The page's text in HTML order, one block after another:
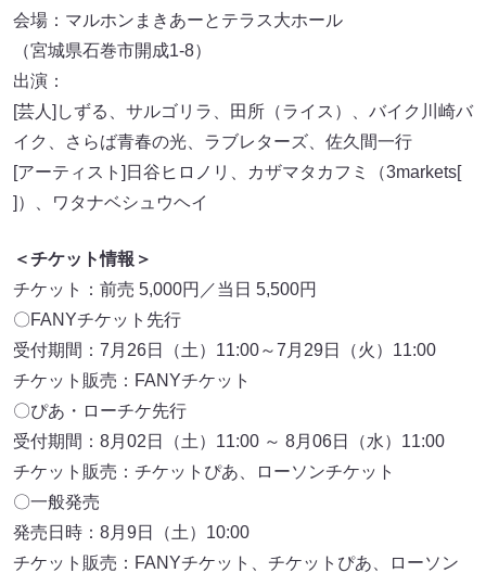
会場：マルホンまきあーとテラス大ホール
（宮城県石巻市開成1-8）
出演：
[芸人]しずる、サルゴリラ、田所（ライス）、バイク川崎バ
イク、さらば青春の光、ラブレターズ、佐久間一行
[アーティスト]日谷ヒロノリ、カザマタカフミ（3markets[
]）、ワタナベシュウヘイ
＜チケット情報＞
チケット：前売 5,000円／当日 5,500円
〇FANYチケット先行
受付期間：7月26日（土）11:00～7月29日（火）11:00
チケット販売：FANYチケット
〇ぴあ・ローチケ先行
受付期間：8月02日（土）11:00 ～ 8月06日（水）11:00
チケット販売：チケットぴあ、ローソンチケット
〇一般発売
発売日時：8月9日（土）10:00
チケット販売：FANYチケット、チケットぴあ、ローソン